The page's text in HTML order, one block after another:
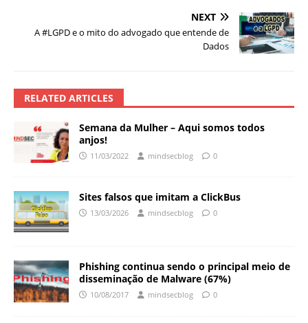
NEXT
A #LGPD e o mito do advogado que entende de
Dados
RELATED ARTICLES
Semana da Mulher – Aqui somos todos
anjos!
11/03/2022 mindsecblog 0
Sites falsos que imitam a ClickBus
13/03/2026 mindsecblog 0
Phishing continua sendo o principal meio de
disseminação de Malware (67%)
10/08/2017 mindsecblog 0